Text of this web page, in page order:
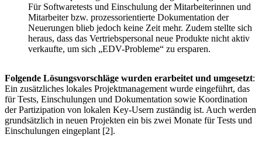
Für Softwaretests und Einschulung der Mitarbeiterinnen und
Mitarbeiter bzw. prozessorientierte Dokumentation der
Neuerungen blieb jedoch keine Zeit mehr. Zudem stellte sich
heraus, dass das Vertriebspersonal neue Produkte nicht aktiv
verkaufte, um sich „EDV-Probleme“ zu ersparen.
Folgende Lösungsvorschläge wurden erarbeitet und umgesetzt:
Ein zusätzliches lokales Projektmanagement wurde eingeführt, das
für Tests, Einschulungen und Dokumentation sowie Koordination
der Partizipation von lokalen Key-Usern zuständig ist. Auch werden
grundsätzlich in neuen Projekten ein bis zwei Monate für Tests und
Einschulungen eingeplant [2].